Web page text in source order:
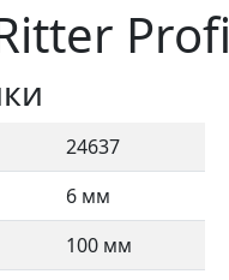
Profi
24637
6 мм
100 мм